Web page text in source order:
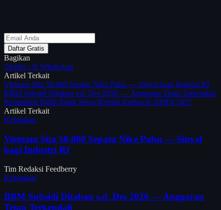
Daftar Gratis
Bagikan
Twitter / X WhatsApp
Artikel Terkait
Vietnam Sita 50.000 Sepatu Nike Palsu — Sinyal bagi Industri RI
BBM Subsidi Ditahan s.d. Des 2026 — Anggaran Tetap Terkendali
Kemenkeu Bidik Pajak Sewa Rumah Kedua di APBN 2027
Artikel Terkait
Kebijakan
Vietnam Sita 50.000 Sepatu Nike Palsu — Sinyal
bagi Industri RI
Tim Redaksi Feedberry
Kebijakan
BBM Subsidi Ditahan s.d. Des 2026 — Anggaran
Tetap Terkendali